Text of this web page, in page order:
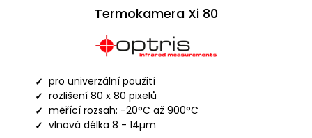
Termokamera Xi 80
pro univerzální použití
rozlišení 80 x 80 pixelů
měřící rozsah: -20°C až 900°C
vlnová délka 8 - 14µm